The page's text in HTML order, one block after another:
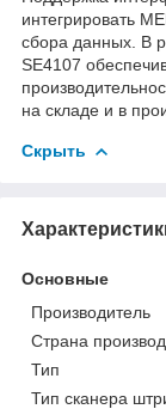
интегрировать
сбора данных. В
SE4107
на складе и в
Скрыть
Основные
Производитель
Страна
Тип
Тип сканера